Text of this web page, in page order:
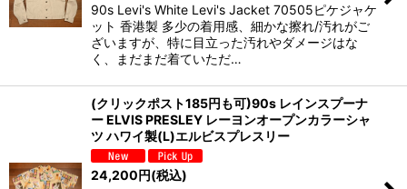
90s Levi's White Levi's Jacket 70505ピケジャケ
ット 香港製 多少の着用感、細かな擦れ/汚れがご
ざいますが、特に目立った汚れやダメージはな
く、まだまだ着ていただ…
(クリックポスト185円も可)90s レインスプーナ
ー ELVIS PRESLEY レーヨンオープンカラーシャ
ツ ハワイ製(L)エルビスプレスリー
24,200 円(税込)